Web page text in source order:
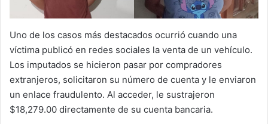
Uno de los casos más destacados ocurrió cuando una
víctima publicó en redes sociales la venta de un vehículo.
Los imputados se hicieron pasar por compradores
extranjeros, solicitaron su número de cuenta y le enviaron
un enlace fraudulento. Al acceder, le sustrajeron
$18,279.00 directamente de su cuenta bancaria.